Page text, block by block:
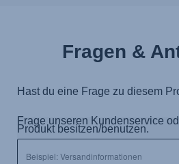
Fragen &